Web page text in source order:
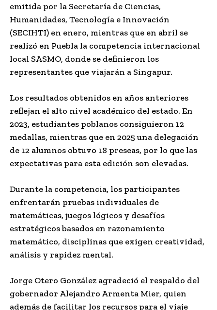
emitida por la Secretaría de Ciencias,
Humanidades, Tecnología e Innovación
(SECIHTI) en enero, mientras que en abril se
realizó en Puebla la competencia internacional
local SASMO, donde se definieron los
representantes que viajarán a Singapur.
Los resultados obtenidos en años anteriores
reflejan el alto nivel académico del estado. En
2023, estudiantes poblanos consiguieron 12
medallas, mientras que en 2025 una delegación
de 12 alumnos obtuvo 18 preseas, por lo que las
expectativas para esta edición son elevadas.
Durante la competencia, los participantes
enfrentarán pruebas individuales de
matemáticas, juegos lógicos y desafíos
estratégicos basados en razonamiento
matemático, disciplinas que exigen creatividad,
análisis y rapidez mental.
Jorge Otero González agradeció el respaldo del
gobernador Alejandro Armenta Mier, quien
además de facilitar los recursos para el viaje